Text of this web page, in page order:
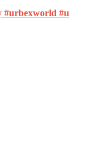
#urbexworld #u